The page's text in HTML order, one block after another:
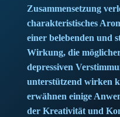
Zusammensetzung
charakteristisches
einer belebenden und
Wirkung, die
depressiven
unterstützend wirken
erwähnen einige
der Kreativität und